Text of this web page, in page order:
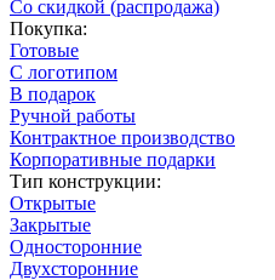
Со скидкой (распродажа)
Покупка:
Готовые
С логотипом
В подарок
Ручной работы
Контрактное производство
Корпоративные подарки
Тип конструкции:
Открытые
Закрытые
Односторонние
Двухсторонние